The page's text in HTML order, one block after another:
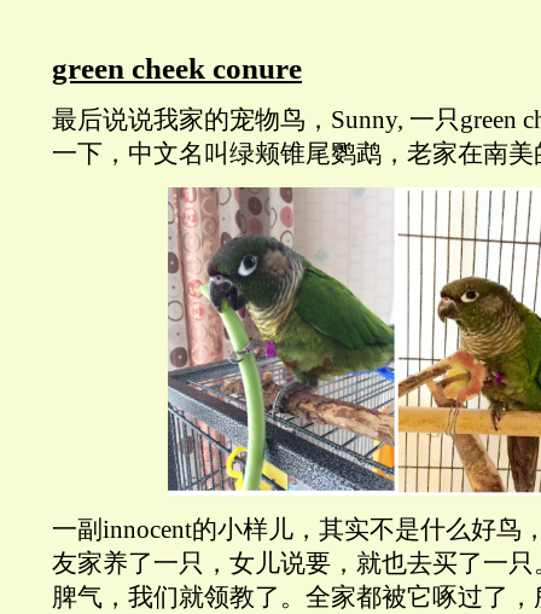
green cheek conure
最后说说我家的宠物鸟，Sunny, 一只green
一下，中文名叫绿颊锥尾鹦鹉，老家在南
一副innocent的小样儿，其实不是什么好鸟
友家养了一只，女儿说要，就也去买了一
脾气，我们就领教了。全家都被它啄过了